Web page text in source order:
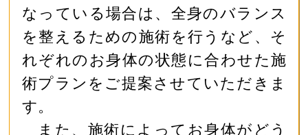
なっている場合は、全身のバランス
を整えるための施術を行うなど、そ
れぞれのお身体の状態に合わせた施
術プランをご提案させていただきま
す。
また、施術によってお身体がどう